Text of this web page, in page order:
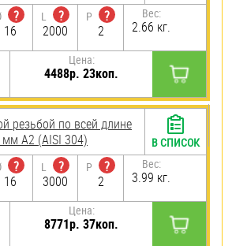
?
16
L
?
2000
P
?
2
Вес:
2.66 кг.
Цена:
4488р. 23коп.
резьбой по всей длине
А2 (AISI 304)
?
16
L
?
3000
P
?
2
Вес:
3.99 кг.
Цена:
8771р. 37коп.
В СПИСОК